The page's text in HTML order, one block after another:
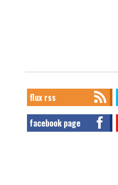
flux rss
facebook page